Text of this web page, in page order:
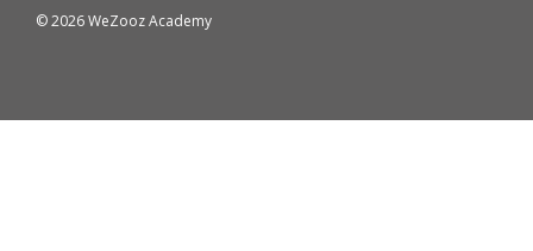
© 2026 WeZooz Academy